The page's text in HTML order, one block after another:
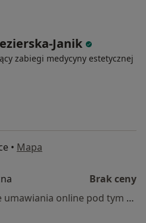
Janik
zabiegi medycyny estetycznej
• Mapa
Brak ceny
Specjalista nie oferuje umawiania online pod tym adresem.